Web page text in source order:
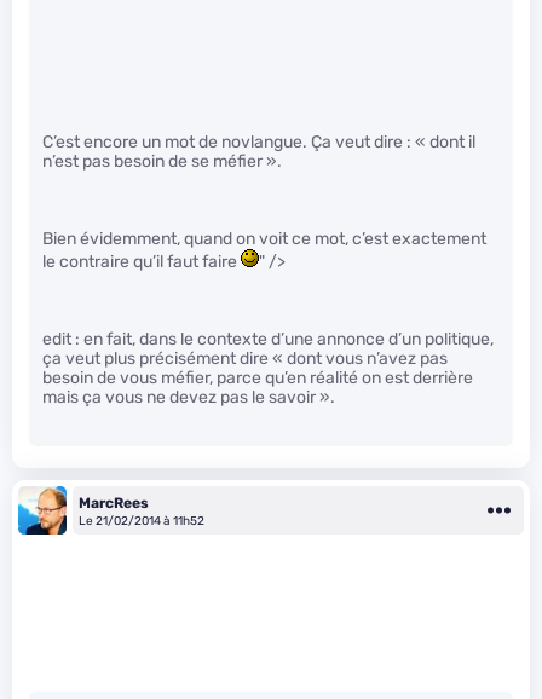
C’est encore un mot de novlangue. Ça veut dire : « dont il
n’est pas besoin de se méfier ».
Bien évidemment, quand on voit ce mot, c’est exactement
le contraire qu’il faut faire
" />
edit : en fait, dans le contexte d’une annonce d’un politique,
ça veut plus précisément dire « dont vous n’avez pas
besoin de vous méfier, parce qu’en réalité on est derrière
mais ça vous ne devez pas le savoir ».
MarcRees
Le 21/02/2014 à 11h52